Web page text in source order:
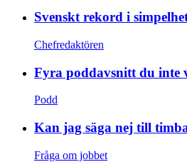
Svenskt rekord i
Chefredaktören
Fyra poddavsnitt du inte
Podd
Kan jag säga nej till
Fråga om jobbet